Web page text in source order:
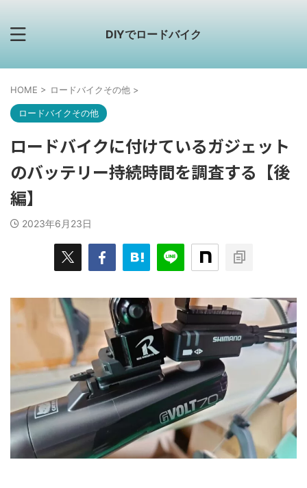
DIYでロードバイク
HOME > ロードバイクその他 >
ロードバイクその他
ロードバイクに付けているガジェット
のバッテリー持続時間を調査する【後
編】
2023年6月23日